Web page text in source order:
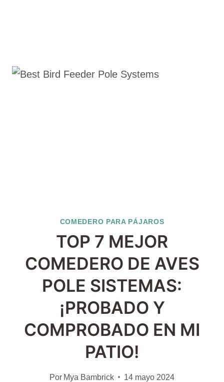
COMEDERO PARA PÁJAROS
TOP 7 MEJOR
COMEDERO DE AVES
POLE SISTEMAS:
¡PROBADO Y
COMPROBADO EN MI
PATIO!
Por Mya Bambrick 14 mayo 2024